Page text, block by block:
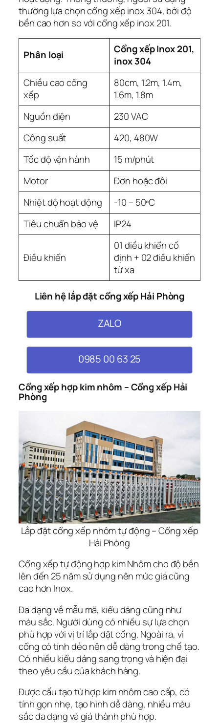
thường lựa chọn cổng xếp inox 304, bởi độ
bền cao hơn so với cổng xếp inox 201.
Phân loại
Cổng xếp Inox 201,
inox 304
Chiều cao cổng
xếp
80cm, 1.2m, 1.4m,
1.6m, 1.8m
Nguồn điện
230 VAC
Công suất
420, 480W
Tốc độ vận hành
15 m/phút
Motor
Đơn hoặc đôi
Nhiệt độ hoạt động
-10 – 50ºC
Tiêu chuẩn bảo vệ
IP24
Điều khiển
01 điều khiển cố
định + 02 điều khiển
từ xa
Liên hệ lắp đặt cổng xếp Hải Phòng
ZALO
0985 00 63 25
Cổng xếp hợp kim nhôm – Cổng xếp Hải
Phòng
Lắp đặt cổng xếp nhôm tự động – Cổng xếp
Hải Phòng
Cổng xếp tự động hợp kim Nhôm cho độ bền
lên đến 25 năm sử dụng nên mức giá cũng
cao hơn Inox.
Đa dạng về mẫu mã, kiểu dáng cũng như
màu sắc. Người dùng có nhiều sự lựa chọn
phù hợp với vị trí lắp đặt cổng. Ngoài ra, vì
cổng có tính dẻo nên dễ dàng trong chế tạo.
Có nhiều kiểu dáng sang trọng và hiện đại
theo yêu cầu của khách hàng.
Được cấu tạo từ hợp kim nhôm cao cấp, có
tính gọn nhẹ, tạo hình dễ dàng, nhiều màu
sắc đa dạng và giá thành phù hợp.